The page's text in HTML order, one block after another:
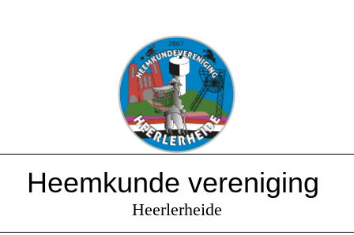
Heemkunde vereniging
Heerlerheide